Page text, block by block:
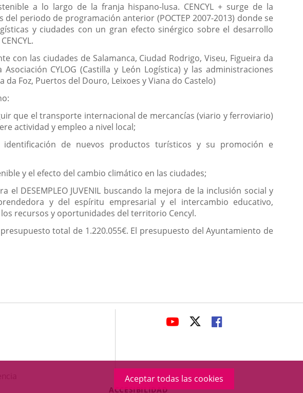
Aceptar todas las cookies
a lo largo de la franja hispano-lusa. CENCYL + surge de la
periodo de programación anterior (POCTEP 2007-2013) donde se
y ciudades con un gran efecto sinérgico sobre el desarrollo
las ciudades de Salamanca, Ciudad Rodrigo, Viseu, Figueira da
CYLOG (Castilla y León Logística) y las administraciones
Foz, Puertos del Douro, Leixoes y Viana do Castelo)
que el transporte internacional de mercancías (viario y ferroviario)
actividad y empleo a nivel local;
de nuevos productos turísticos y su promoción e
y el efecto del cambio climático en las ciudades;
DESEMPLEO JUVENIL buscando la mejora de la inclusión social y
y del espíritu empresarial y el intercambio educativo,
recursos y oportunidades del territorio Cencyl.
total de 1.220.055€. El presupuesto del Ayuntamiento de
ENLACE
APLICACIÓN
EXTERNA.
ENLACE
APLICACIÓN
EXTERNA.
ENLACE
APLICACIÓN
EXTERNA.
Menú
ACCESIBILIDAD